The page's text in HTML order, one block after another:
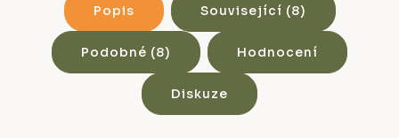
Popis Související (8)
Podobné (8) Hodnocení
Diskuze